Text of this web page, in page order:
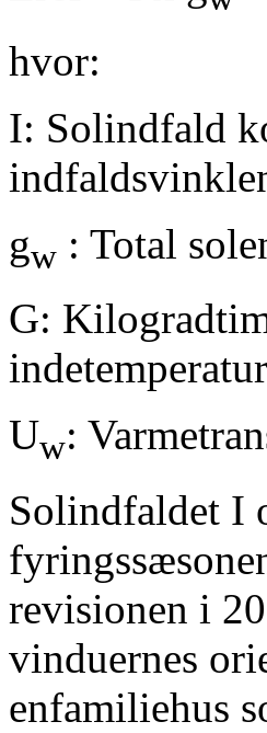
hvor:
I: Solindfald
gw : Total
G:
Uw:
Solindfaldet I
revisionen i
vinduernes
enfamiliehus